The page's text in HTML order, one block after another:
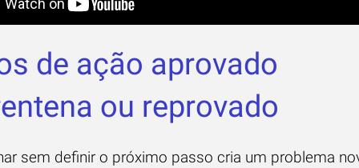
de ação aprovado
ou reprovado
sem definir o próximo passo cria um problema